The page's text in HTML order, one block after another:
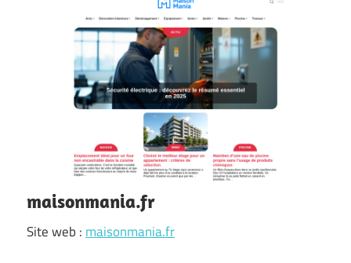
maisonmania.fr
Site web : maisonmania.fr